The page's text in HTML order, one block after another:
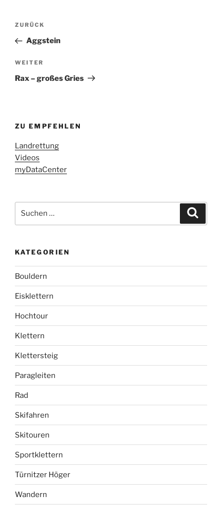
Beitragsnavigation
Vorheriger
Beitrag
ZURÜCK
Aggstein
Nächster
Beitrag
WEITER
Rax – großes Gries
ZU EMPFEHLEN
Landrettung
Videos
myDataCenter
nach:
KATEGORIEN
Bouldern
Eisklettern
Hochtour
Klettern
Klettersteig
Paragleiten
Rad
Skifahren
Skitouren
Sportklettern
Türnitzer Höger
Wandern